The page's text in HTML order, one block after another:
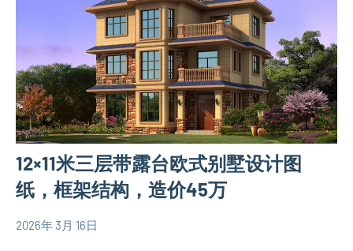
关
信
息
12×11米三层带露台欧式别墅设计图
纸，框架结构，造价45万
2026年 3月 16日
yacool